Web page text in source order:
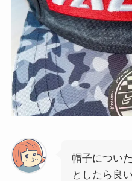
帽子につい
としたら良